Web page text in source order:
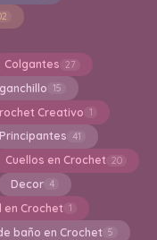
Colgantes 27
15
Creativo 1
41
Cuellos en Crochet 20
Decor 4
en Crochet 1
baño en Crochet 5